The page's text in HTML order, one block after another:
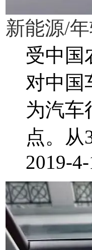
新能源/
受中国
对中国
为汽车
点。从
2019-